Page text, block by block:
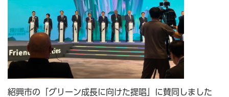
紹興市の「グリーン成長に向けた提唱」に賛同しました